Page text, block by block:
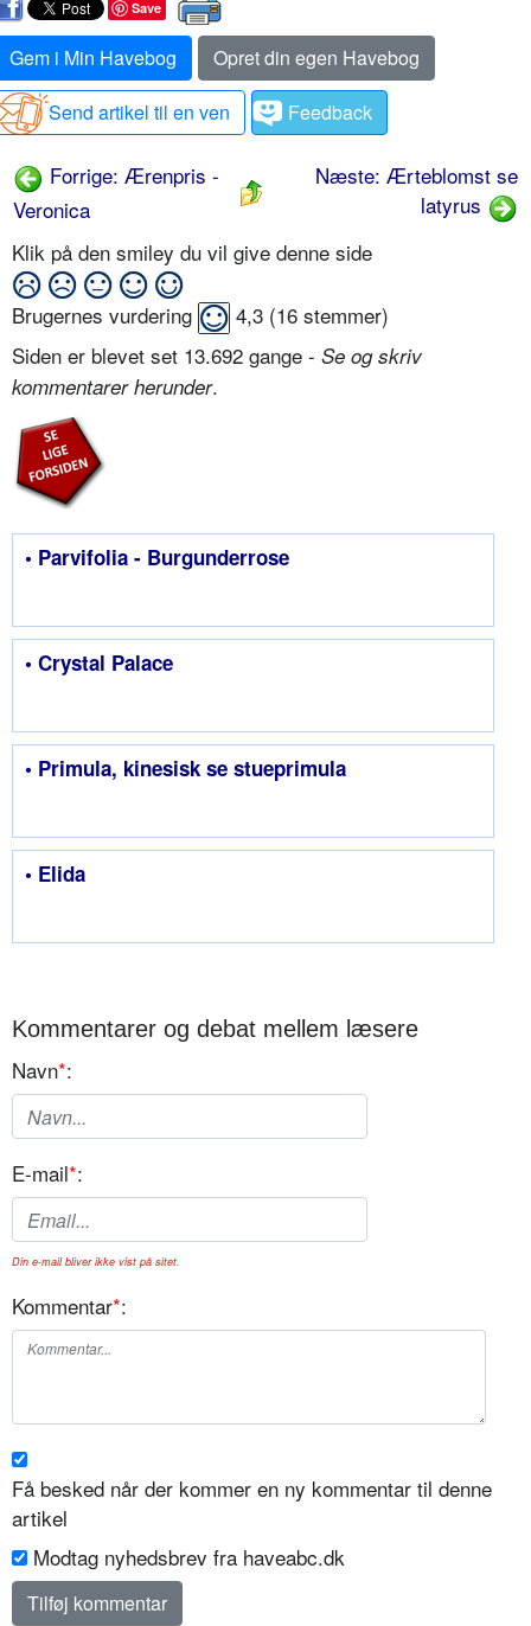
Save
Gem i Min Havebog
Opret din egen Havebog
Send artikel til en ven
Feedback
Forrige: Ærenpris -
Veronica
Næste: Ærteblomst se
latyrus
Klik på den smiley du vil give denne side
Brugernes vurdering 4,3 (16 stemmer)
Siden er blevet set 13.692 gange - Se og skriv
kommentarer herunder.
• Parvifolia - Burgunderrose
• Crystal Palace
• Primula, kinesisk se stueprimula
• Elida
Kommentarer og debat mellem læsere
Navn*:
E-mail*:
Din e-mail bliver ikke vist på sitet.
Kommentar*:
Få besked når der kommer en ny kommentar til denne
artikel
Modtag nyhedsbrev fra haveabc.dk